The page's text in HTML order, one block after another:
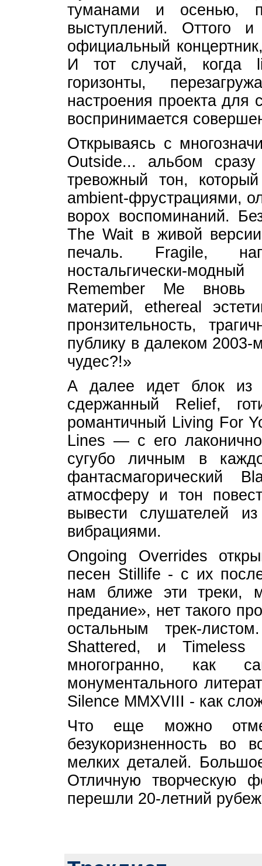
туманами и осенью,
выступлений. Оттого
официальный
И тот случай, когда
горизонты,
настроения проекта
воспринимается
Открываясь с
Outside... альбом сразу
тревожный тон,
ambient-фрустрациями,
ворох воспоминаний.
The Wait в живой
печаль. Fragile,
ностальгически-
Remember Me вновь
материй, ethereal
пронзительность,
публику в далеком
чудес?!»
А далее идет блок из
сдержанный Relief,
романтичный Living For
Lines — с его
сугубо личным в
фантасмагорический
атмосферу и тон
вывести слушателей
вибрациями.
Ongoing Overrides
песен Stillife - с их
нам ближе эти треки,
предание», нет такого
остальным трек-
Shattered, и Timeless
многогранно, как
монументального
Silence MMXVIII - как
Что еще можно
безукоризненность
мелких деталей.
Отличную творческую
перешли 20-летний